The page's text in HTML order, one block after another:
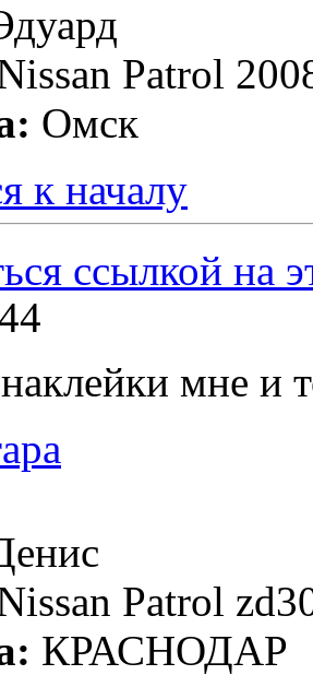
Patrol
Омск
к началу
мне и
Patrol
КРАСНОДАР